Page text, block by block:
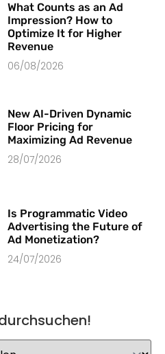
What Counts as an Ad
Impression? How to
Optimize It for Higher
Revenue
06/08/2026
New AI-Driven Dynamic
Floor Pricing for
Maximizing Ad Revenue
28/07/2026
Is Programmatic Video
Advertising the Future of
Ad Monetization?
24/07/2026